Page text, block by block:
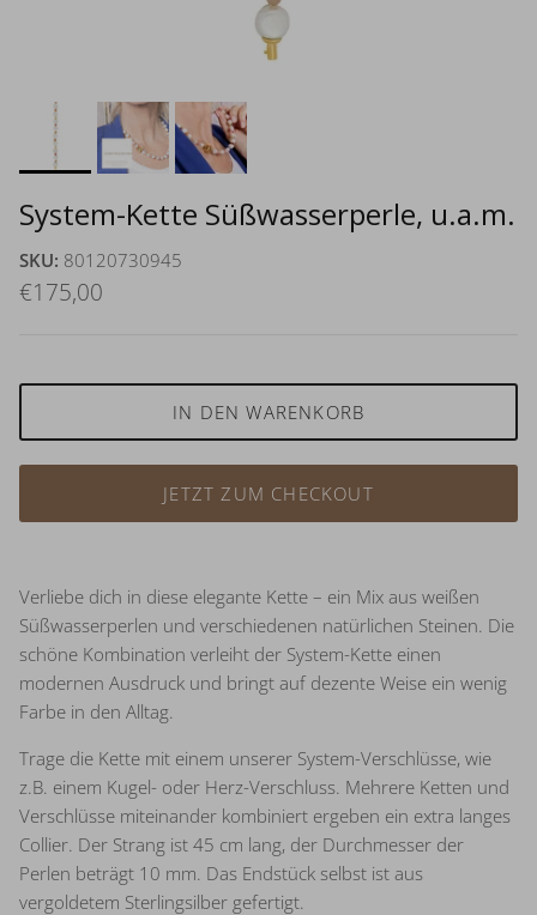
System-Kette Süßwasserperle, u.a.m.
SKU: 80120730945
€175,00
IN DEN WARENKORB
JETZT ZUM CHECKOUT
Verliebe dich in diese elegante Kette – ein Mix aus weißen
Süßwasserperlen und verschiedenen natürlichen Steinen. Die
schöne Kombination verleiht der System-Kette einen
modernen Ausdruck und bringt auf dezente Weise ein wenig
Farbe in den Alltag.
Trage die Kette mit einem unserer System-Verschlüsse, wie
z.B. einem Kugel- oder Herz-Verschluss. Mehrere Ketten und
Verschlüsse miteinander kombiniert ergeben ein extra langes
Collier. Der Strang ist 45 cm lang, der Durchmesser der
Perlen beträgt 10 mm. Das Endstück selbst ist aus
vergoldetem Sterlingsilber gefertigt.